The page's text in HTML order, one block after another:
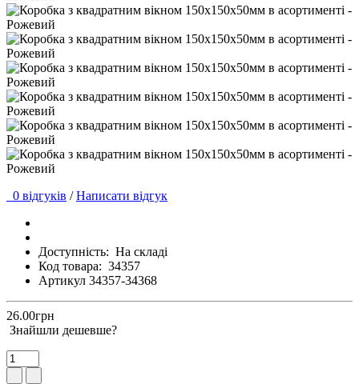
0 відгуків / Написати відгук
Доступність: На складі
Код товара: 34357
Артикул 34357-34368
26.00грн
Знайшли дешевше?